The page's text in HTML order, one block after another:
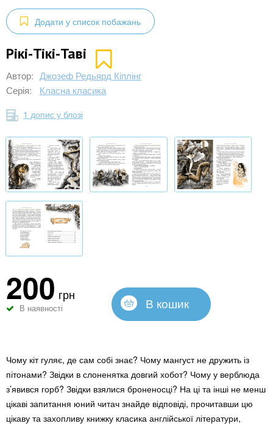
Додати у список побажань
Рікі-Тікі-Таві
Автор: Джозеф Редьярд Кіплінг
Серія:
Класна класика
1 допис у блозі
200 грн
В наявності В кошик
Чому кіт гуляє, де сам собі знає? Чому мангуст не дружить із
пітонами? Звідки в слоненятка довгий хобот? Чому у верблюда
з’явився горб? Звідки взялися броненосці? На ці та інші не менш
цікаві запитання юний читач знайде відповіді, прочитавши цю
цікаву та захопливу книжку класика англійської літератури,